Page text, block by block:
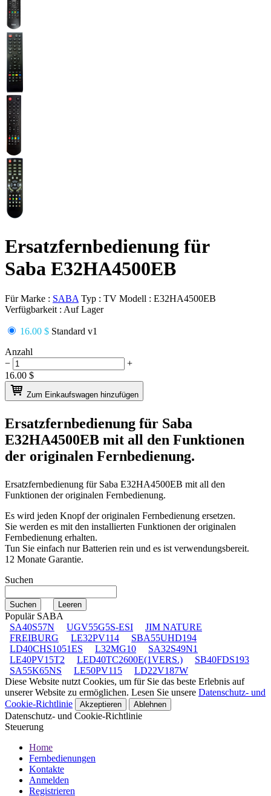
Ersatzfernbedienung für
Saba E32HA4500EB
Für Marke : SABA Typ : TV Modell : E32HA4500EB
Verfügbarkeit : Auf Lager
16.00 $ Standard v1
Anzahl
−
+
16.00 $
Zum Einkaufswagen hinzufügen
Ersatzfernbedienung für Saba
E32HA4500EB mit all den Funktionen
der originalen Fernbedienung.
Ersatzfernbedienung fürSaba E32HA4500EB mit all den
Funktionen der originalen Fernbedienung.
Es wird jeden Knopf der originalen Fernbedienung ersetzen.
Sie werden es mit den installierten Funktionen der originalen
Fernbedienung erhalten.
Tun Sie einfach nur Batterien rein und es ist verwendungsbereit.
12 Monate Garantie.
Suchen
Populär SABA
SA40S57N
UGV55G5S-ESI
JIM NATURE
FREIBURG
LE32PV114
SBA55UHD194
LD40CHS1051ES
L32MG10
SA32S49N1
LE40PV15T2
LED40TC2600E(1VERS.)
SB40FDS193
SA55K65NS
LE50PV115
LD22V187W
Diese Website nutzt Cookies, um für Sie das beste Erlebnis auf
unserer Website zu ermöglichen. Lesen Sie unsere Datenschutz- und
Cookie-Richtlinie
Akzeptieren Ablehnen
Datenschutz- und Cookie-Richtlinie
Steuerung
Home
Fernbedienungen
Kontakte
Anmelden
Registrieren